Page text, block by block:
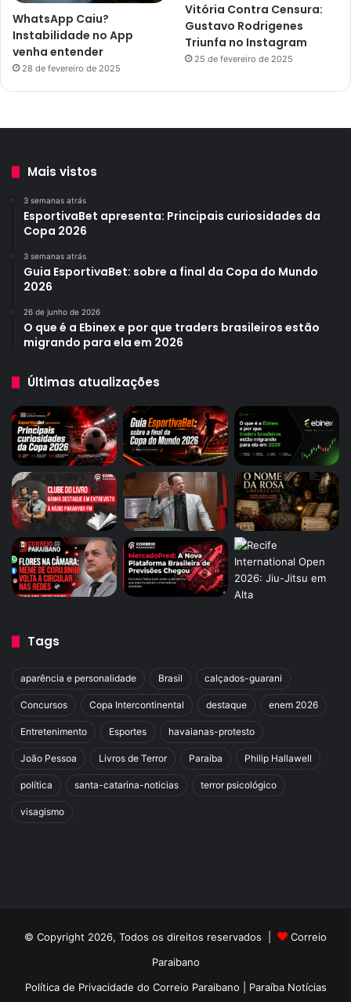
WhatsApp Caiu?
Instabilidade no App
venha entender
28 de fevereiro de 2025
Vitória Contra Censura:
Gustavo Rodrigenes
Triunfa no Instagram
25 de fevereiro de 2025
Mais vistos
3 semanas atrás
EsportivaBet apresenta: Principais curiosidades da
Copa 2026
3 semanas atrás
Guia EsportivaBet: sobre a final da Copa do Mundo
2026
26 de junho de 2026
O que é a Ebinex e por que traders brasileiros estão
migrando para ela em 2026
Últimas atualizações
Tags
aparência e personalidade Brasil calçados-guarani
Concursos Copa Intercontinental destaque enem 2026
Entretenimento Esportes havaianas-protesto
João Pessoa Livros de Terror Paraíba Philip Hallawell
política santa-catarina-noticias terror psicológico
visagismo
© Copyright 2026, Todos os direitos reservados |
Correio
Paraibano
Política de Privacidade do Correio Paraibano | Paraíba Notícias